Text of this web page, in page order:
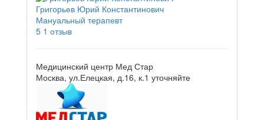
Григорьев Юрий Константинович
Мануальный терапевт
5 1 отзыв
Медицинский центр Мед Стар
Москва, ул.Елецкая, д.16, к.1 уточняйте